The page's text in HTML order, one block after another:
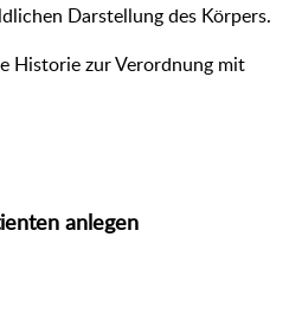
Darstellung des Körpers.
Historie zur Verordnung mit
anlegen